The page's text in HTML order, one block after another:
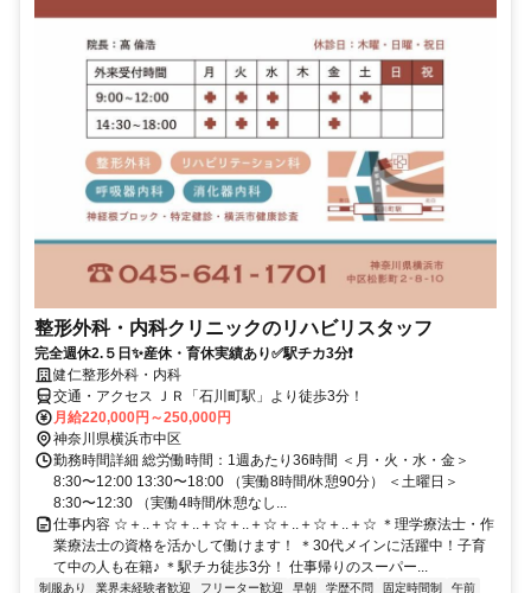
整形外科・内科クリニックのリハビリスタッフ
完全週休2.５日✨産休・育休実績あり✅駅チカ3分❗
健仁整形外科・内科
交通・アクセス ＪＲ「石川町駅」より徒歩3分！
月給220,000円～250,000円
神奈川県横浜市中区
勤務時間詳細 総労働時間：1週あたり36時間 ＜月・火・水・金＞
8:30〜12:00 13:30〜18:00 （実働8時間/休憩90分） ＜土曜日＞
8:30〜12:30 （実働4時間/休憩なし...
仕事内容 ☆＋..＋☆＋..＋☆＋..＋☆＋..＋☆＋..＋☆ ＊理学療法士・作
業療法士の資格を活かして働けます！ ＊30代メインに活躍中！子育
て中の人も在籍♪ ＊駅チカ徒歩3分！ 仕事帰りのスーパー...
制服あり 業界未経験者歓迎 フリーター歓迎 早朝 学歴不問 固定時間制 午前